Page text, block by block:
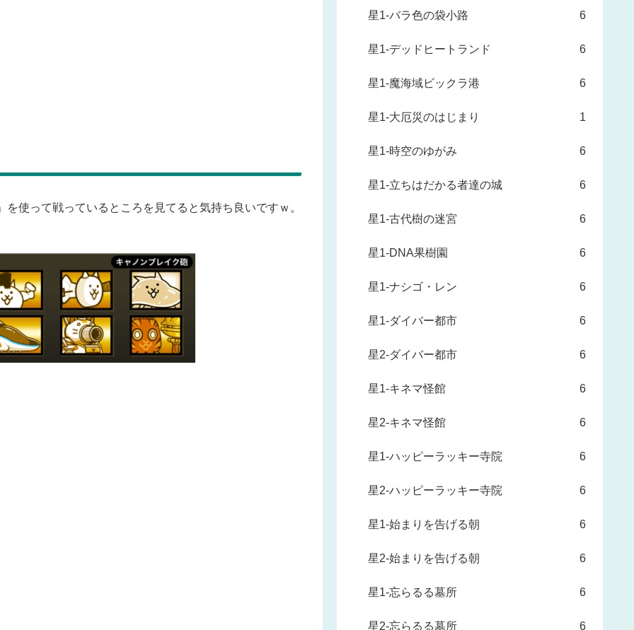
使って戦っているところを見てると気持ち良いですｗ。
星1-バラ色の袋小路 6
星1-デッドヒートランド 6
星1-魔海域ビックラ港 6
星1-大厄災のはじまり 1
星1-時空のゆがみ 6
星1-立ちはだかる者達の城 6
星1-古代樹の迷宮 6
星1-DNA果樹園 6
星1-ナシゴ・レン 6
星1-ダイバー都市 6
星2-ダイバー都市 6
星1-キネマ怪館 6
星2-キネマ怪館 6
星1-ハッピーラッキー寺院 6
星2-ハッピーラッキー寺院 6
星1-始まりを告げる朝 6
星2-始まりを告げる朝 6
星1-忘らるる墓所 6
星2-忘らるる墓所 6